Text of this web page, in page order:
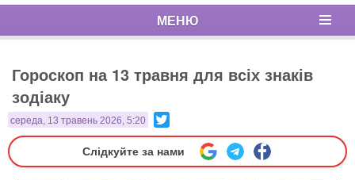
МЕНЮ
Гороскоп на 13 травня для всіх знаків
зодіаку
середа, 13 травень 2026, 5:20
Слідкуйте за нами